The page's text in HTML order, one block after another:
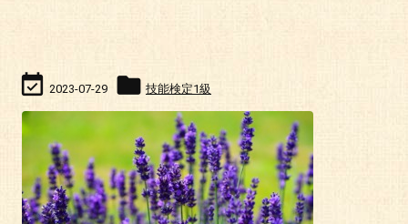
 2023-07-29  技能検定1級